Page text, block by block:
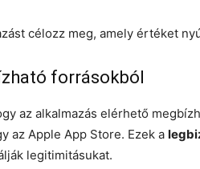
célozz meg, amely értéket
forrásokból
az alkalmazás elérhető
az Apple App Store. Ezek a
legitimitásukat.